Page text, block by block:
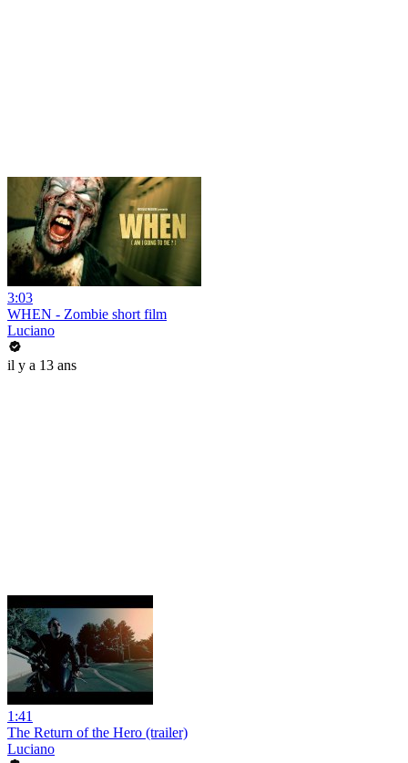
3:03
WHEN - Zombie short film
Luciano
il y a 13 ans
1:41
The Return of the Hero (trailer)
Luciano